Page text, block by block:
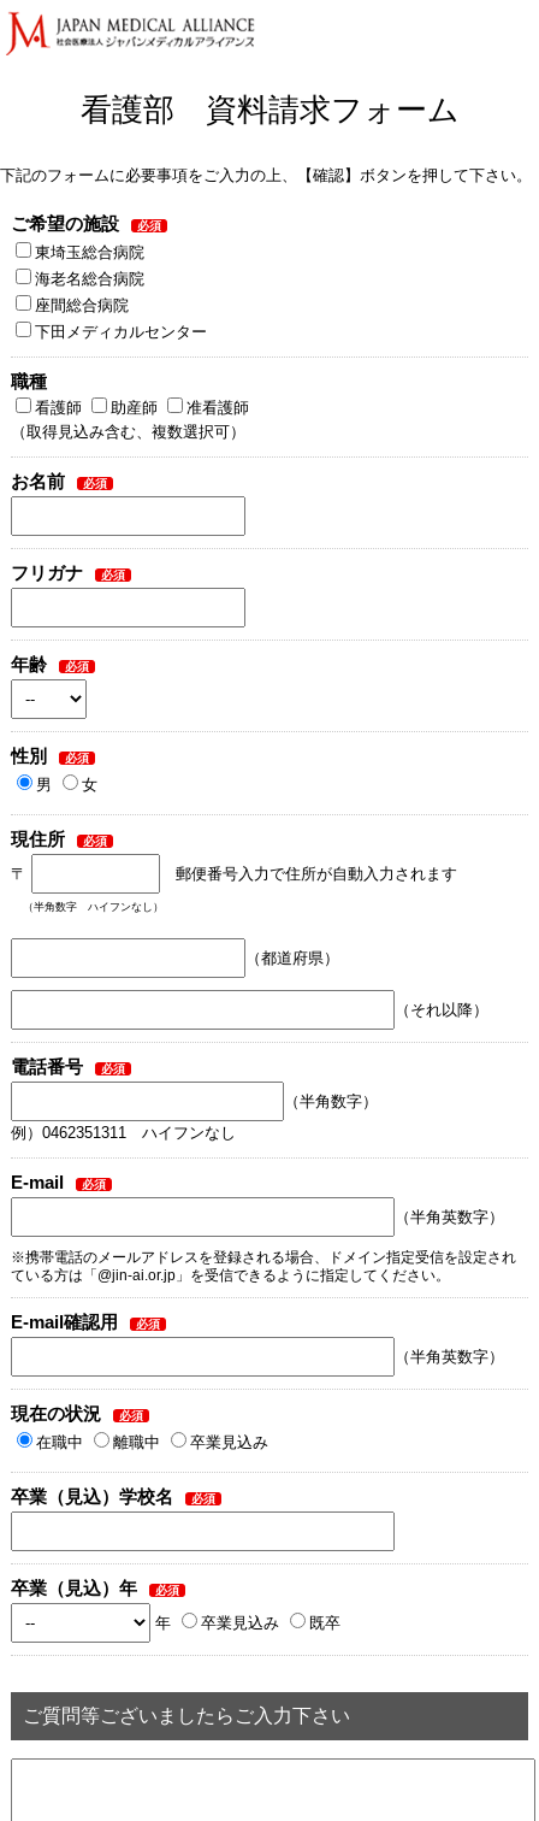
看護部 資料請求フォーム
下記のフォームに必要事項をご入力の上、【確認】ボタンを押して下さい。
ご希望の施設
東埼玉総合病院
海老名総合病院
座間総合病院
下田メディカルセンター
職種
看護師 助産師
准看護師
（取得見込み含む、複数選択可）
お名前
フリガナ
年齢
性別
男 女
現住所
〒 郵便番号入力で住所が自動入力されます
（半角数字 ハイフンなし）
（都道府県）
（それ以降）
電話番号
（半角数字）
例）0462351311 ハイフンなし
E-mail
（半角英数字）
※携帯電話のメールアドレスを登録される場合、ドメイン指定受信を設定され
ている方は「@jin-ai.or.jp」を受信できるように指定してください。
E-mail確認用
（半角英数字）
現在の状況
在職中 離職中 卒業見込み
卒業（見込）学校名
卒業（見込）年
年 卒業見込み 既卒
ご質問等ございましたらご入力下さい